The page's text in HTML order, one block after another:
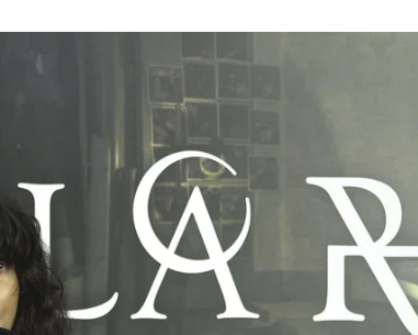
de La red púrpura con el espeluznante